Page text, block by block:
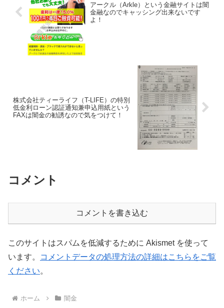
アークル（Arkle）という金融サイトは闇
金融なのでキャッシング出来ないです
よ！
株式会社ティーライフ（T-LIFE）の特別
低金利ローン認証通知兼申込用紙という
FAXは闇金の勧誘なので気をつけて！
コメント
コメントを書き込む
このサイトはスパムを低減するために Akismet を使って
います。
コメントデータの処理方法の詳細はこちらをご覧
ください。
ホーム 闇金